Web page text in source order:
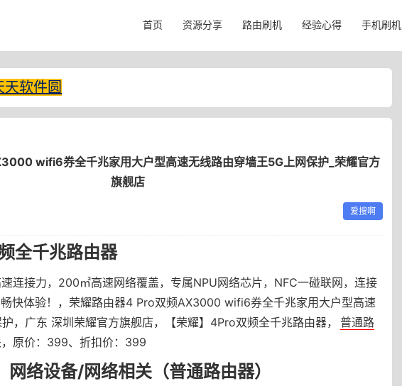
首页 资源分享 路由刷机 经验心得 手机刷机
天软件圆
wifi6券全千兆家用大户型高速无线路由穿墙王5G上网保护_荣耀官方
旗舰店
爱搜啊
全千兆路由器
连接力，200㎡高速网络覆盖，专属NPU网络芯片，NFC一碰联网，连接
快体验！，荣耀路由器4 Pro双频AX3000 wifi6券全千兆家用大户型高速
，广东 深圳荣耀官方旗舰店，【荣耀】4Pro双频全千兆路由器，
普通路
原价：399、折扣价：399
络设备/网络相关（普通路由器）